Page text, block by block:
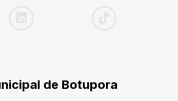
de Botupora